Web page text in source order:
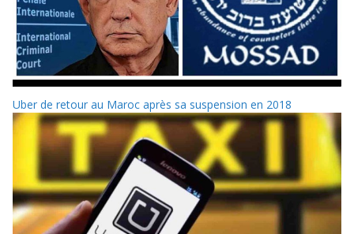
Uber de retour au Maroc après sa suspension en 2018